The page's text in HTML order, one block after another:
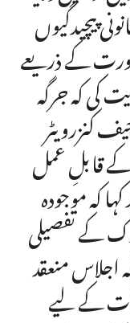
پیچیدگیوں
کے ذریعے
کی کہ جرگہ
کنزرویٹر
قابلِ عمل
کہ موجودہ
کے تفصیلی
منعقد
کے لیے